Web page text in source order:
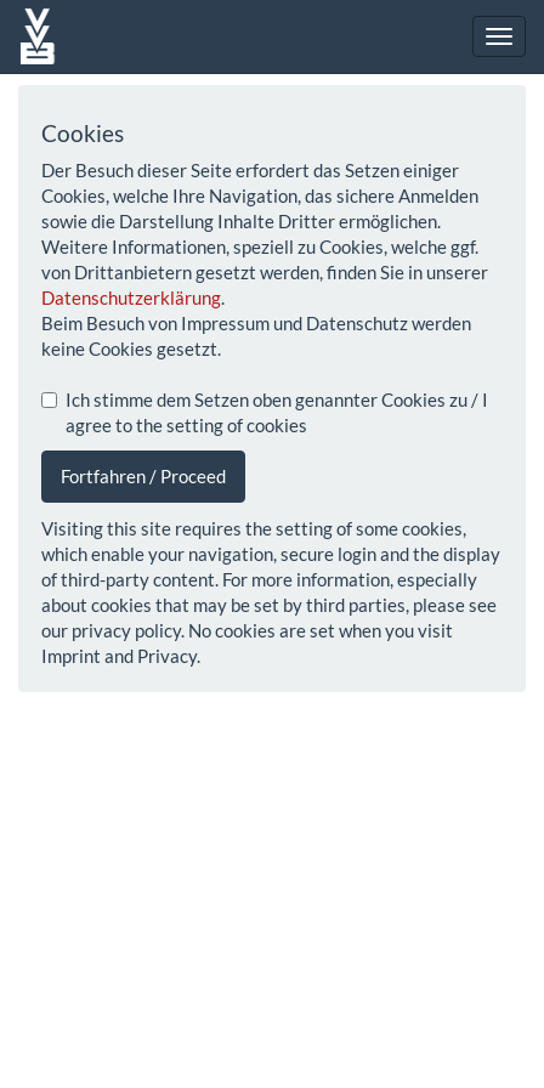
Cookies
Der Besuch dieser Seite erfordert das Setzen einiger
Cookies, welche Ihre Navigation, das sichere Anmelden
sowie die Darstellung Inhalte Dritter ermöglichen.
Weitere Informationen, speziell zu Cookies, welche ggf.
von Drittanbietern gesetzt werden, finden Sie in unserer
Datenschutzerklärung.
Beim Besuch von Impressum und Datenschutz werden
keine Cookies gesetzt.
Ich stimme dem Setzen oben genannter Cookies zu / I
agree to the setting of cookies
Fortfahren / Proceed
Visiting this site requires the setting of some cookies,
which enable your navigation, secure login and the display
of third-party content. For more information, especially
about cookies that may be set by third parties, please see
our privacy policy. No cookies are set when you visit
Imprint and Privacy.